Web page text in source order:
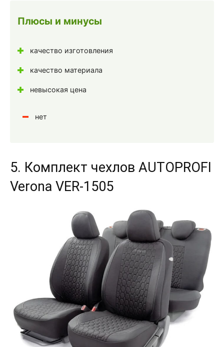
Плюсы и минусы
качество изготовления
качество материала
невысокая цена
нет
5. Комплект чехлов AUTOPROFI
Verona VER-1505